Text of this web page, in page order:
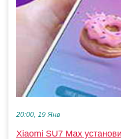
20:00, 19 Янв
Xiaomi SU7 Max